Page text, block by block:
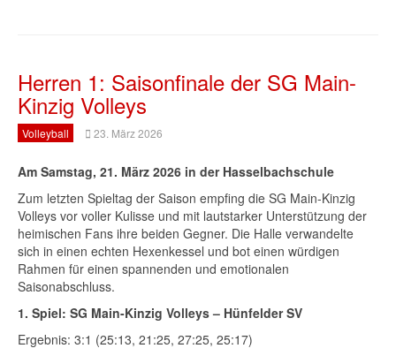
Herren 1: Saisonfinale der SG Main-
Kinzig Volleys
Volleyball 23. März 2026
Am Samstag, 21. März 2026 in der Hasselbachschule
Zum letzten Spieltag der Saison empfing die SG Main-Kinzig
Volleys vor voller Kulisse und mit lautstarker Unterstützung der
heimischen Fans ihre beiden Gegner. Die Halle verwandelte
sich in einen echten Hexenkessel und bot einen würdigen
Rahmen für einen spannenden und emotionalen
Saisonabschluss.
1. Spiel: SG Main-Kinzig Volleys – Hünfelder SV
Ergebnis: 3:1 (25:13, 21:25, 27:25, 25:17)